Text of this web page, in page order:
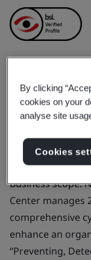
Hong
(HKT)
Business scope:
Center
comprehensive
enhance an
“Preventing,
By clicking
cookies on your
analyse site
Cookies